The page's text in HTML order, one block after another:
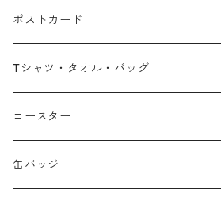
ポストカード
広島弁
春
夏
Tシャツ・タオル・バッグ
コースター
缶バッジ